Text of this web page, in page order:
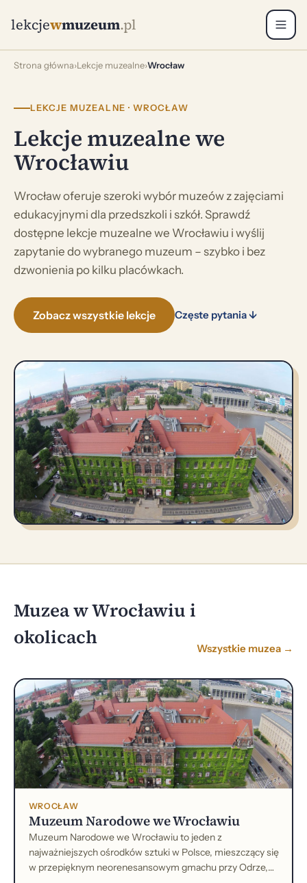
lekcjewmuzeum.pl
Strona główna›Lekcje muzealne›Wrocław
LEKCJE MUZEALNE · WROCŁAW
Lekcje muzealne we
Wrocławiu
Wrocław oferuje szeroki wybór muzeów z zajęciami
edukacyjnymi dla przedszkoli i szkół. Sprawdź
dostępne lekcje muzealne we Wrocławiu i wyślij
zapytanie do wybranego muzeum – szybko i bez
dzwonienia po kilku placówkach.
Zobacz wszystkie lekcje Częste pytania ↓
Muzea w Wrocławiu i
okolicach
Wszystkie muzea →
WROCŁAW
Muzeum Narodowe we Wrocławiu
Muzeum Narodowe we Wrocławiu to jeden z
najważniejszych ośrodków sztuki w Polsce, mieszczący się
w przepięknym neorenesansowym gmachu przy Odrze,